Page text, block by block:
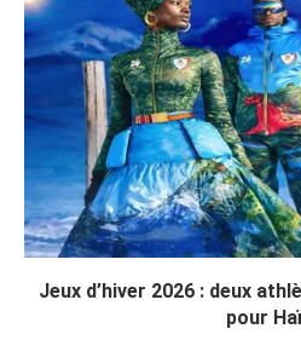
Jeux d’hiver 2026 : deux
pour